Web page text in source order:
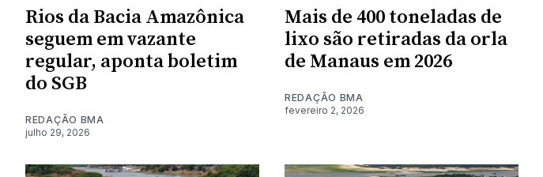
Rios da Bacia Amazônica
seguem em vazante
regular, aponta boletim
do SGB
REDAÇÃO BMA
julho 29, 2026
Mais de 400 toneladas de
lixo são retiradas da orla
de Manaus em 2026
REDAÇÃO BMA
fevereiro 2, 2026